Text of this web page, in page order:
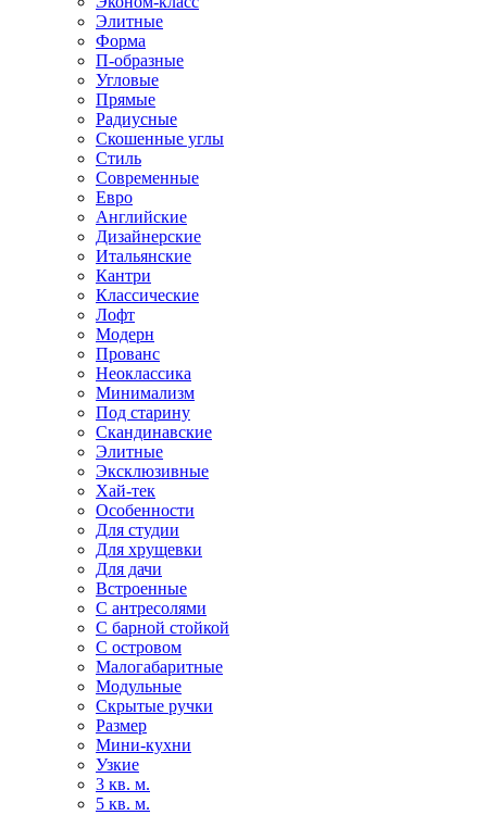
Элитные
Форма
П-образные
Угловые
Прямые
Радиусные
Скошенные углы
Стиль
Современные
Евро
Английские
Дизайнерские
Итальянские
Кантри
Классические
Лофт
Модерн
Прованс
Неоклассика
Минимализм
Под старину
Скандинавские
Элитные
Эксклюзивные
Хай-тек
Особенности
Для студии
Для хрущевки
Для дачи
Встроенные
С антресолями
С барной стойкой
С островом
Малогабаритные
Модульные
Скрытые ручки
Размер
Мини-кухни
Узкие
3 кв. м.
5 кв. м.